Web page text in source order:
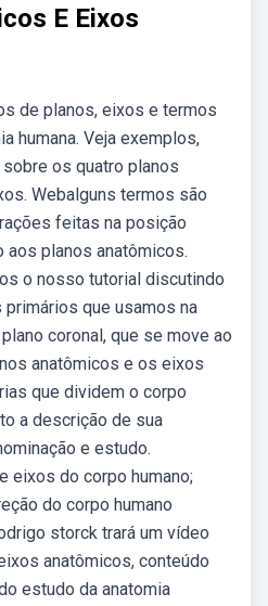
E Eixos
de planos, eixos e termos
humana. Veja exemplos,
os quatro planos
Webalguns termos são
feitas na posição
aos planos anatômicos.
o nosso tutorial discutindo
que usamos na
coronal, que se move ao
anatômicos e os eixos
que dividem o corpo
a descrição de sua
e estudo.
eixos do corpo humano;
do corpo humano
storck trará um vídeo
anatômicos, conteúdo
estudo da anatomia